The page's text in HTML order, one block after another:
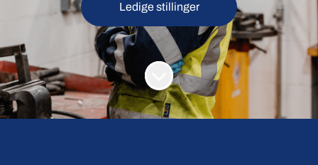
Ledige stillinger
Rul til indhold